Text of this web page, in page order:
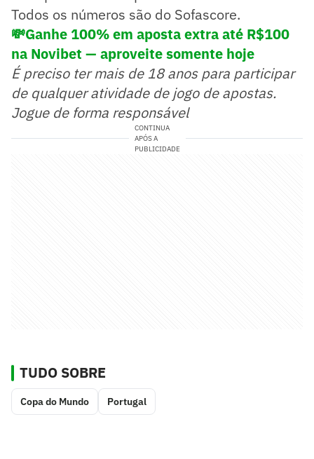
Todos os números são do Sofascore.
💸Ganhe 100% em aposta extra até R$100
na Novibet — aproveite somente hoje
É preciso ter mais de 18 anos para participar
de qualquer atividade de jogo de apostas.
Jogue de forma responsável
CONTINUA
APÓS A
PUBLICIDADE
TUDO SOBRE
Copa do Mundo Portugal